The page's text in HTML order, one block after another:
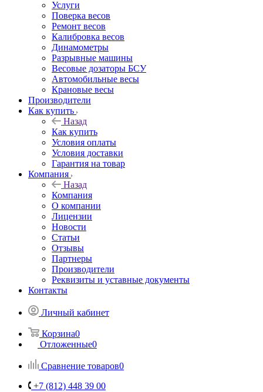
Услуги
Поверка весов
Ремонт весов
Калибровка весов
Динамометры
Разрывные машины
Весовые дозаторы БСУ
Автомобильные весы
Крановые весы
Производители
Как купить
Назад
Как купить
Условия оплаты
Условия доставки
Гарантия на товар
Компания
Назад
Компания
О компании
Лицензии
Новости
Статьи
Отзывы
Партнеры
Производители
Реквизиты и уставные документы
Контакты
Личный кабинет
Корзина0
Отложенные0
Сравнение товаров0
+7 (812) 448 39 00